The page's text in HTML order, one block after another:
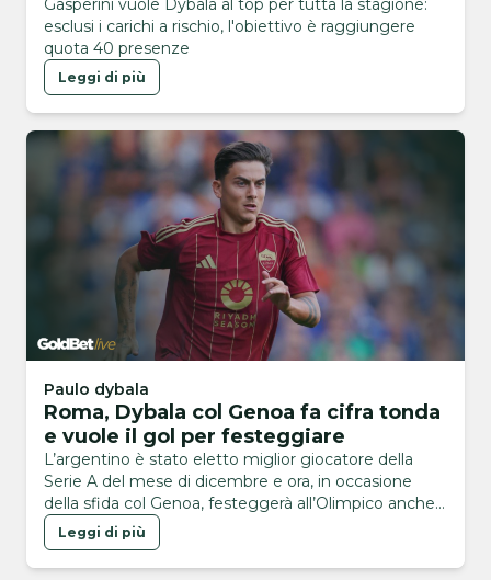
Gasperini vuole Dybala al top per tutta la stagione:
esclusi i carichi a rischio, l'obiettivo è raggiungere
quota 40 presenze
Leggi di più
Paulo dybala
Roma, Dybala col Genoa fa cifra tonda
e vuole il gol per festeggiare
L’argentino è stato eletto miglior giocatore della
Serie A del mese di dicembre e ora, in occasione
della sfida col Genoa, festeggerà all’Olimpico anche
la sua centesima presenza
Leggi di più